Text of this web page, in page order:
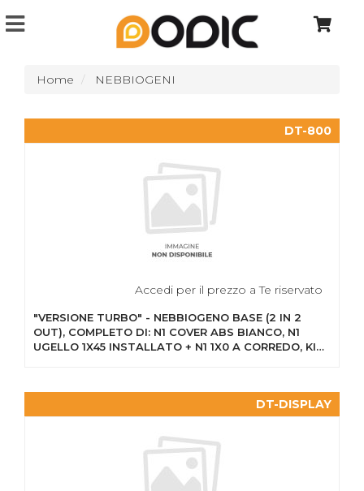
Home NEBBIOGENI
DT-800
Accedi per il prezzo a Te riservato
"VERSIONE TURBO" - NEBBIOGENO BASE (2 IN 2
OUT), COMPLETO DI: N1 COVER ABS BIANCO, N1
UGELLO 1X45 INSTALLATO + N1 1X0 A CORREDO, KIT
DT-DISPLAY